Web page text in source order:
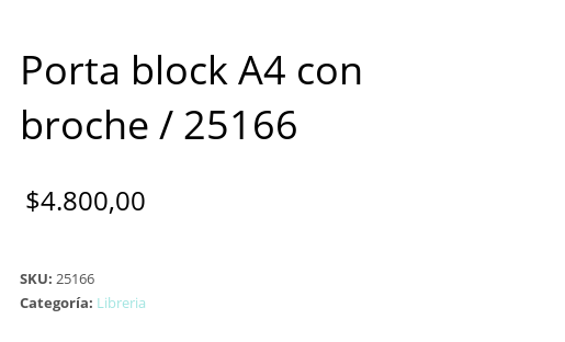
Porta block A4 con
broche / 25166
$4.800,00
SKU: 25166
Categoría: Libreria